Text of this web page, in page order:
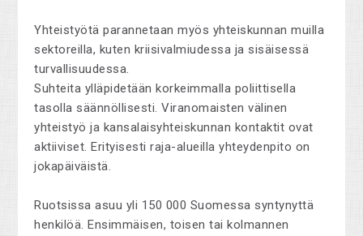
Yhteistyötä parannetaan myös yhteiskunnan muilla
sektoreilla, kuten kriisivalmiudessa ja sisäisessä
turvallisuudessa.
Suhteita ylläpidetään korkeimmalla poliittisella
tasolla säännöllisesti. Viranomaisten välinen
yhteistyö ja kansalaisyhteiskunnan kontaktit ovat
aktiiviset. Erityisesti raja-alueilla yhteydenpito on
jokapäiväistä.
Ruotsissa asuu yli 150 000 Suomessa syntynyttä
henkilöä. Ensimmäisen, toisen tai kolmannen